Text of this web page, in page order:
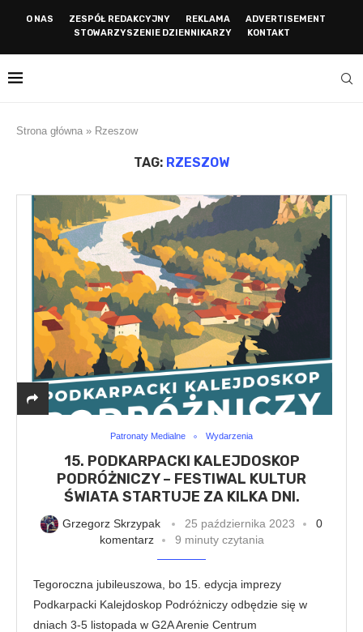
O NAS ZESPÓŁ REDAKCYJNY REKLAMA
ADVERTISEMENT
STOWARZYSZENIE DZIENNIKARZY
KONTAKT
Strona główna » Rzeszow
TAG: RZESZOW
Patronaty Medialne Wydarzenia
15. PODKARPACKI KALEJDOSKOP
PODRÓŻNICZY – FESTIWAL KULTUR
ŚWIATA STARTUJE ZA KILKA DNI.
Grzegorz Skrzypak 25 października 2023
0
komentarz
9 minuty czytania
Tegoroczna jubileuszowa, bo 15. edycja imprezy
Podkarpacki Kalejdoskop Podróżniczy odbędzie się w
dniach 3-5 listopada w G2A Arenie Centrum